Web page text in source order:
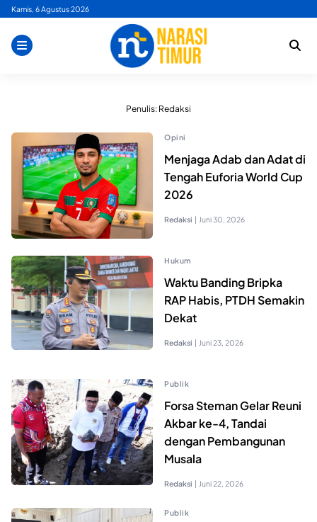
Skip
content
Kamis, 6 Agustus 2026
Penulis: Redaksi
Opini
Menjaga Adab dan Adat di
Tengah Euforia World Cup
2026
Redaksi | Juni 30, 2026
Hukum
Waktu Banding Bripka
RAP Habis, PTDH Semakin
Dekat
Redaksi | Juni 23, 2026
Publik
Forsa Steman Gelar Reuni
Akbar ke-4, Tandai
dengan Pembangunan
Musala
Redaksi | Juni 22, 2026
Publik